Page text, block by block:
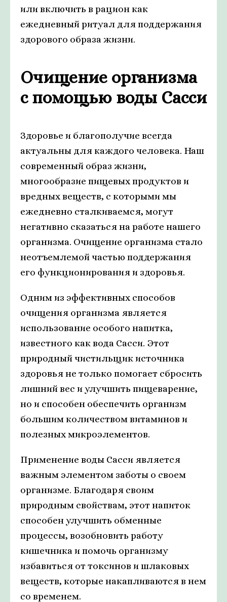
или включить в рацион как
ежедневный ритуал для поддержания
здорового образа жизни.
Очищение организма
с помощью воды Сасси
Здоровье и благополучие всегда
актуальны для каждого человека. Наш
современный образ жизни,
многообразие пищевых продуктов и
вредных веществ, с которыми мы
ежедневно сталкиваемся, могут
негативно сказаться на работе нашего
организма. Очищение организма стало
неотъемлемой частью поддержания
его функционирования и здоровья.
Одним из эффективных способов
очищения организма является
использование особого напитка,
известного как вода Сасси. Этот
природный чистильщик источника
здоровья не только помогает сбросить
лишний вес и улучшить пищеварение,
но и способен обеспечить организм
большим количеством витаминов и
полезных микроэлементов.
Применение воды Сасси является
важным элементом заботы о своем
организме. Благодаря своим
природным свойствам, этот напиток
способен улучшить обменные
процессы, возобновить работу
кишечника и помочь организму
избавиться от токсинов и шлаковых
веществ, которые накапливаются в нем
со временем.